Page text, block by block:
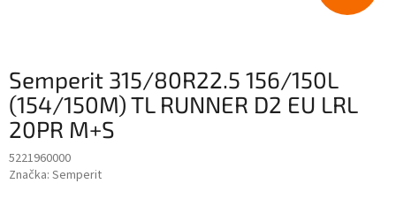
Semperit 315/80R22.5 156/150L
(154/150M) TL RUNNER D2 EU LRL
20PR M+S
5221960000
Značka: Semperit